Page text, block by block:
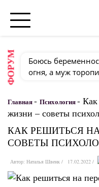
ФОРУМ
Боюсь
огня, а муж
Главная- Психология-
жизни – советы
КАК РЕШИТЬСЯ
СОВЕТЫ
Автор: Наталья Швенк 17.02.2022